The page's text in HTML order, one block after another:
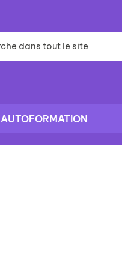
AUTOFORMATION